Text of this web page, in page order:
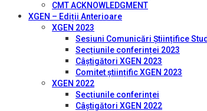
CMT ACKNOWLEDGMENT
XGEN – Ediții Anterioare
XGEN 2023
Sesiuni Comunicări Științifice
Secțiunile conferinței 2023
Câștigători XGEN 2023
Comitet științific XGEN 2023
XGEN 2022
Secțiunile conferinței
Câștigători XGEN 2022